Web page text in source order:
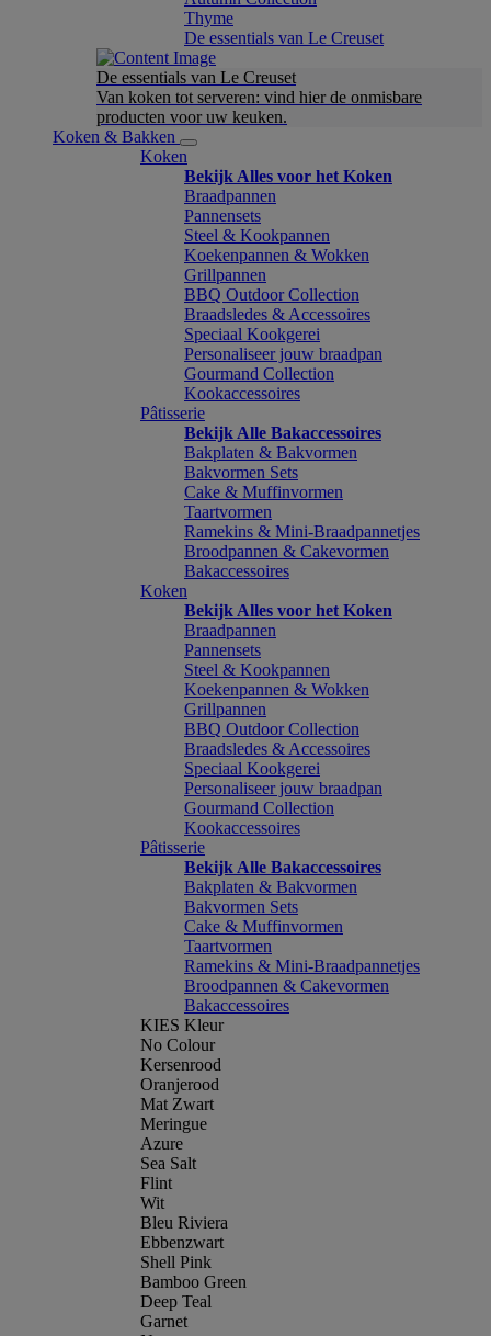
Thyme
De essentials van Le Creuset
De essentials van Le Creuset
Van koken tot serveren: vind hier de onmisbare
producten voor uw keuken.
Koken & Bakken
Koken
Bekijk Alles voor het Koken
Braadpannen
Pannensets
Steel & Kookpannen
Koekenpannen & Wokken
Grillpannen
BBQ Outdoor Collection
Braadsledes & Accessoires
Speciaal Kookgerei
Personaliseer jouw braadpan
Gourmand Collection
Kookaccessoires
Pâtisserie
Bekijk Alle Bakaccessoires
Bakplaten & Bakvormen
Bakvormen Sets
Cake & Muffinvormen
Taartvormen
Ramekins & Mini-Braadpannetjes
Broodpannen & Cakevormen
Bakaccessoires
Koken
Bekijk Alles voor het Koken
Braadpannen
Pannensets
Steel & Kookpannen
Koekenpannen & Wokken
Grillpannen
BBQ Outdoor Collection
Braadsledes & Accessoires
Speciaal Kookgerei
Personaliseer jouw braadpan
Gourmand Collection
Kookaccessoires
Pâtisserie
Bekijk Alle Bakaccessoires
Bakplaten & Bakvormen
Bakvormen Sets
Cake & Muffinvormen
Taartvormen
Ramekins & Mini-Braadpannetjes
Broodpannen & Cakevormen
Bakaccessoires
KIES Kleur
No Colour
Kersenrood
Oranjerood
Mat Zwart
Meringue
Azure
Sea Salt
Flint
Wit
Bleu Riviera
Ebbenzwart
Shell Pink
Bamboo Green
Deep Teal
Garnet